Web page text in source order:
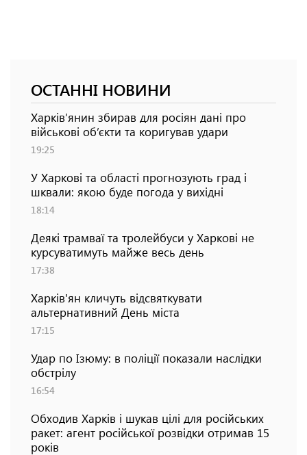
ОСТАННІ НОВИНИ
Харків’янин збирав для росіян дані про
військові об’єкти та коригував удари
19:25
У Харкові та області прогнозують град і
шквали: якою буде погода у вихідні
18:14
Деякі трамваї та тролейбуси у Харкові не
курсуватимуть майже весь день
17:38
Харків'ян кличуть відсвяткувати
альтернативний День міста
17:15
Удар по Ізюму: в поліції показали наслідки
обстрілу
16:54
Обходив Харків і шукав цілі для російських
ракет: агент російської розвідки отримав 15
років